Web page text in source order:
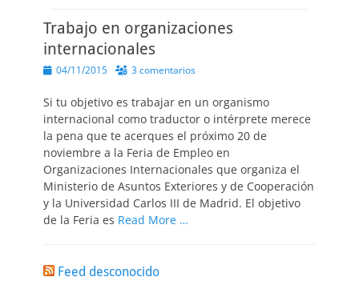
Trabajo en organizaciones
internacionales
Publicado
04/11/2015 3 comentarios
Si tu objetivo es trabajar en un organismo
internacional como traductor o intérprete merece
la pena que te acerques el próximo 20 de
noviembre a la Feria de Empleo en
Organizaciones Internacionales que organiza el
Ministerio de Asuntos Exteriores y de Cooperación
y la Universidad Carlos III de Madrid. El objetivo
de la Feria es Read More …
Feed desconocido